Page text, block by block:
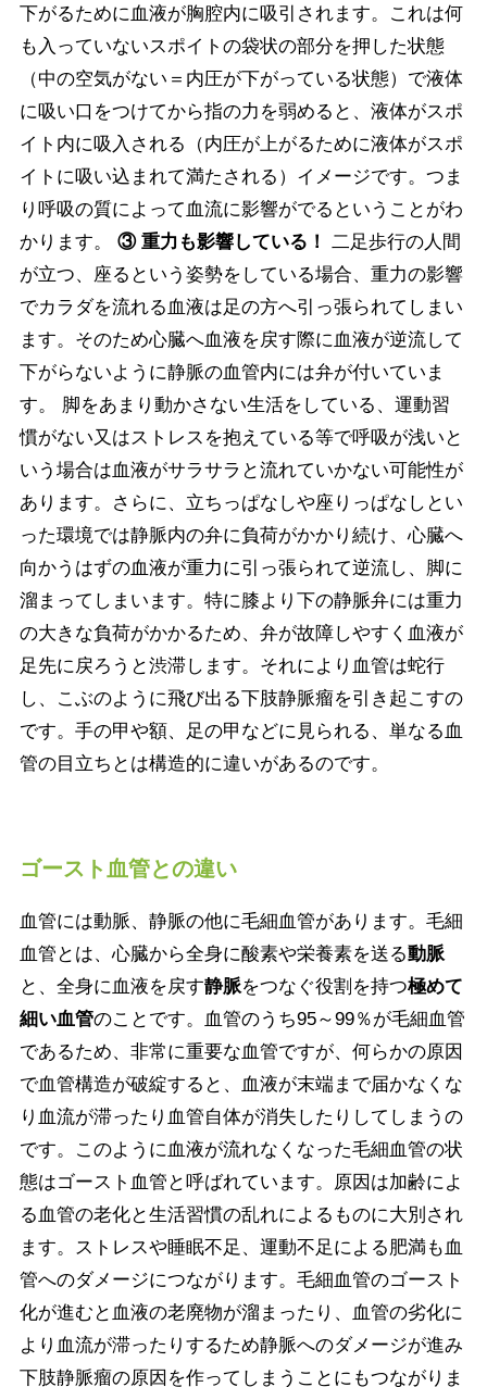
下がるために血液が胸腔内に吸引されます。これは何
も入っていないスポイトの袋状の部分を押した状態
（中の空気がない＝内圧が下がっている状態）で液体
に吸い口をつけてから指の力を弱めると、液体がスポ
イト内に吸入される（内圧が上がるために液体がスポ
イトに吸い込まれて満たされる）イメージです。つま
り呼吸の質によって血流に影響がでるということがわ
かります。 ③ 重力も影響している！
二足歩行の人間
が立つ、座るという姿勢をしている場合、重力の影響
でカラダを流れる血液は足の方へ引っ張られてしまい
ます。そのため心臓へ血液を戻す際に血液が逆流して
下がらないように静脈の血管内には弁が付いていま
す。 脚をあまり動かさない生活をしている、運動習
慣がない又はストレスを抱えている等で呼吸が浅いと
いう場合は血液がサラサラと流れていかない可能性が
あります。さらに、立ちっぱなしや座りっぱなしとい
った環境では静脈内の弁に負荷がかかり続け、心臓へ
向かうはずの血液が重力に引っ張られて逆流し、脚に
溜まってしまいます。特に膝より下の静脈弁には重力
の大きな負荷がかかるため、弁が故障しやすく血液が
足先に戻ろうと渋滞します。それにより血管は蛇行
し、こぶのように飛び出る下肢静脈瘤を引き起こすの
です。手の甲や額、足の甲などに見られる、単なる血
管の目立ちとは構造的に違いがあるのです。
ゴースト血管との違い
血管には動脈、静脈の他に毛細血管があります。毛細
血管とは、心臓から全身に酸素や栄養素を送る動脈
と、全身に血液を戻す静脈をつなぐ役割を持つ極めて
細い血管のことです。血管のうち95～99％が毛細血管
であるため、非常に重要な血管ですが、何らかの原因
で血管構造が破綻すると、血液が末端まで届かなくな
り血流が滞ったり血管自体が消失したりしてしまうの
です。このように血液が流れなくなった毛細血管の状
態はゴースト血管と呼ばれています。原因は加齢によ
る血管の老化と生活習慣の乱れによるものに大別され
ます。ストレスや睡眠不足、運動不足による肥満も血
管へのダメージにつながります。毛細血管のゴースト
化が進むと血液の老廃物が溜まったり、血管の劣化に
より血流が滞ったりするため静脈へのダメージが進み
下肢静脈瘤の原因を作ってしまうことにもつながりま